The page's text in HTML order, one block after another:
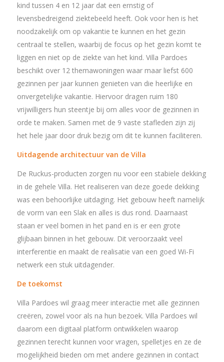
kind tussen 4 en 12 jaar dat een ernstig of
levensbedreigend ziektebeeld heeft. Ook voor hen is het
noodzakelijk om op vakantie te kunnen en het gezin
centraal te stellen, waarbij de focus op het gezin komt te
liggen en niet op de ziekte van het kind. Villa Pardoes
beschikt over 12 themawoningen waar maar liefst 600
gezinnen per jaar kunnen genieten van die heerlijke en
onvergetelijke vakantie. Hiervoor dragen ruim 180
vrijwilligers hun steentje bij om alles voor de gezinnen in
orde te maken. Samen met de 9 vaste stafleden zijn zij
het hele jaar door druk bezig om dit te kunnen faciliteren.
Uitdagende architectuur van de Villa
De Ruckus-producten zorgen nu voor een stabiele dekking
in de gehele Villa. Het realiseren van deze goede dekking
was een behoorlijke uitdaging. Het gebouw heeft namelijk
de vorm van een Slak en alles is dus rond. Daarnaast
staan er veel bomen in het pand en is er een grote
glijbaan binnen in het gebouw. Dit veroorzaakt veel
interferentie en maakt de realisatie van een goed Wi-Fi
netwerk een stuk uitdagender.
De toekomst
Villa Pardoes wil graag meer interactie met alle gezinnen
creëren, zowel voor als na hun bezoek. Villa Pardoes wil
daarom een digitaal platform ontwikkelen waarop
gezinnen terecht kunnen voor vragen, spelletjes en ze de
mogelijkheid bieden om met andere gezinnen in contact